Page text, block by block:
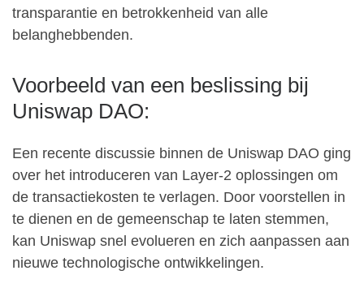
transparantie en betrokkenheid van alle
belanghebbenden.
Voorbeeld van een beslissing bij
Uniswap DAO:
Een recente discussie binnen de Uniswap DAO ging
over het introduceren van Layer-2 oplossingen om
de transactiekosten te verlagen. Door voorstellen in
te dienen en de gemeenschap te laten stemmen,
kan Uniswap snel evolueren en zich aanpassen aan
nieuwe technologische ontwikkelingen.